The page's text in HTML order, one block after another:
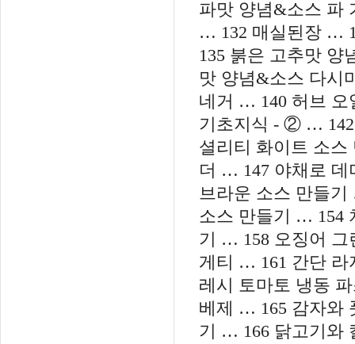
파맛 양념&소스 파
… 132 매실된장 …
135 붉은 고추맛
맛 양념&소스 다시
네거 … 140 허브
기초지식 - ② … 142
셜리티 화이트 소
더 … 147 야채로
브라운 소스 만들
소스 만들기 … 154
기 … 158 오징어 그
게티 … 161 간단
레시 토마토 냉동
베제 … 165 감자와
기 … 166 닭고기와